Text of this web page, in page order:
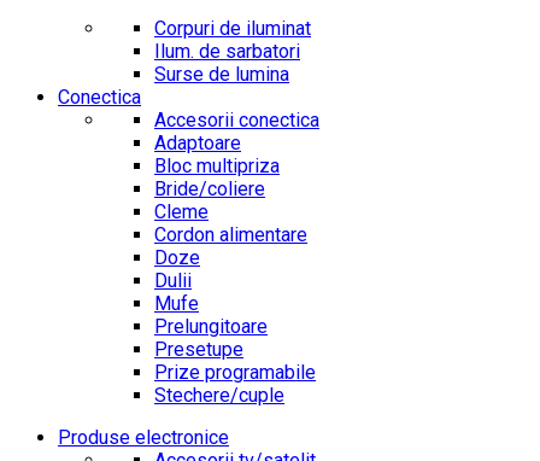
Corpuri de iluminat
Ilum. de sarbatori
Surse de lumina
Conectica
Accesorii conectica
Adaptoare
Bloc multipriza
Bride/coliere
Cleme
Cordon alimentare
Doze
Dulii
Mufe
Prelungitoare
Presetupe
Prize programabile
Stechere/cuple
Produse electronice